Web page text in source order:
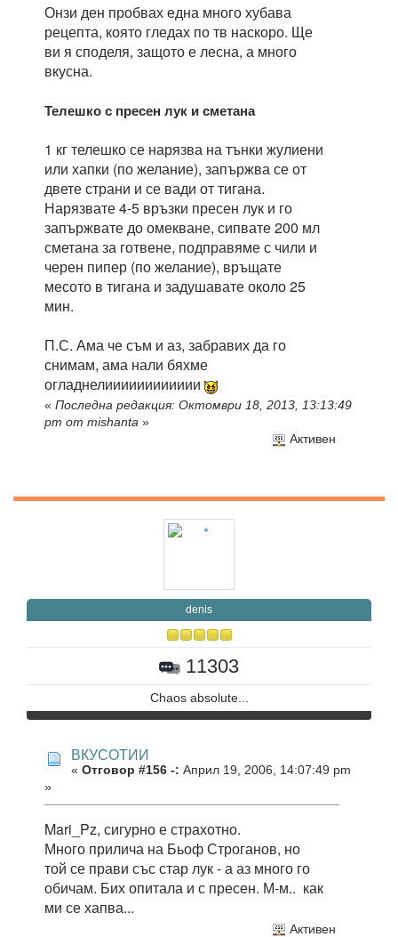
Онзи ден пробвах една много хубава
рецепта, която гледах по тв наскоро. Ще
ви я споделя, защото е лесна, а много
вкусна.
Телешко с пресен лук и сметана
1 кг телешко се нарязва на тънки жулиени
или хапки (по желание), запържва се от
двете страни и се вади от тигана.
Нарязвате 4-5 връзки пресен лук и го
запържвате до омекване, сипвате 200 мл
сметана за готвене, подправяме с чили и
черен пипер (по желание), връщате
месото в тигана и задушавате около 25
мин.
П.С. Ама че съм и аз, забравих да го
снимам, ама нали бяхме
огладнелииииииииииии
« Последна редакция: Октомври 18, 2013, 13:13:49
pm от mishanta »
Активен
denis
11303
Chaos absolute...
ВКУСОТИИ
« Отговор #156 -: Април 19, 2006, 14:07:49 pm
»
Mari_Pz, сигурно е страхотно.
Много прилича на Бьоф Строганов, но
той се прави със стар лук - а аз много го
обичам. Бих опитала и с пресен. М-м.. как
ми се хапва...
Активен